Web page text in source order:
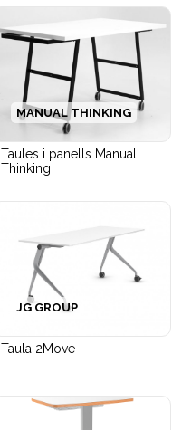
Taules i panells Manual
Thinking
MANUAL THINKING
Taula 2Move
JG GROUP